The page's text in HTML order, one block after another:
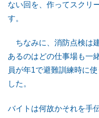
ない回を、作ってスクリ
す。
ちなみに、消防点検は
あるのはどの仕事場も一
員が年1で避難訓練時に
した。
バイトは何故かそれを手